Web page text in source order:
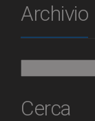
Archivio
Cerca